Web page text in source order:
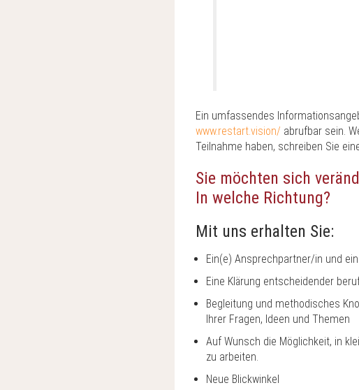
Ein umfassendes
www.restart.vision/ abrufbar sein.
Teilnahme haben, schreiben Sie
Sie möchten sich
In welche Richtung?
Mit uns erhalten Sie:
Ein(e) Ansprechpartner/in und
Eine Klärung entscheidender
Begleitung und methodisches
Ihrer Fragen, Ideen und Themen
Auf Wunsch die Möglichkeit, in
zu arbeiten.
Neue Blickwinkel